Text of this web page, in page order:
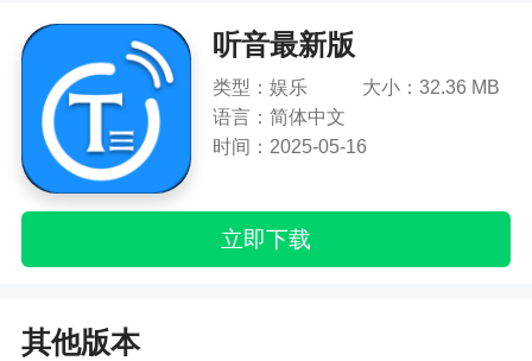
听音最新版
类型：娱乐
大小：32.36 MB
语言：简体中文
时间：2025-05-16
立即下载
其他版本